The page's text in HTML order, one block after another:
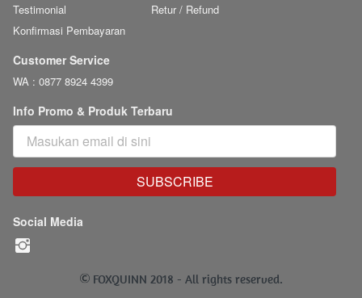
Testimonial
Konfirmasi Pembayaran
Retur / Refund
Customer Service
WA : 0877 8924 4399
Info Promo & Produk Terbaru
`
SUBSCRIBE
Social Media
FOXQUINN 2018 - All rights reserved.